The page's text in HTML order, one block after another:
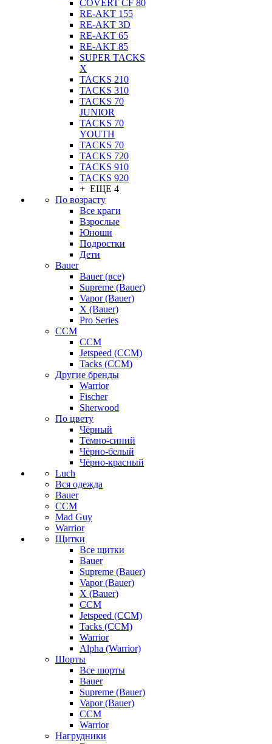
COVERT CF 80
RE-AKT 155
RE-AKT 3D
RE-AKT 65
RE-AKT 85
SUPER TACKS
X
TACKS 210
TACKS 310
TACKS 70
JUNIOR
TACKS 70
YOUTH
TACKS 70
TACKS 720
TACKS 910
TACKS 920
+ ЕЩЕ 4
По возрасту
Все краги
Взрослые
Юноши
Подростки
Дети
Bauer
Bauer (все)
Supreme (Bauer)
Vapor (Bauer)
X (Bauer)
Pro Series
CCM
CCM
Jetspeed (CCM)
Tacks (CCM)
Другие бренды
Warrior
Fischer
Sherwood
По цвету
Чёрный
Тёмно-синий
Чёрно-белый
Чёрно-красный
Luch
Вся одежда
Bauer
CCM
Mad Guy
Warrior
Щитки
Все щитки
Bauer
Supreme (Bauer)
Vapor (Bauer)
X (Bauer)
CCM
Jetspeed (CCM)
Tacks (CCM)
Warrior
Alpha (Warrior)
Шорты
Все шорты
Bauer
Supreme (Bauer)
Vapor (Bauer)
CCM
Warrior
Нагрудники